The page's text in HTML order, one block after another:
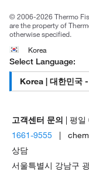
© 2006-2026 Thermo
are the property of
otherwise specified.
Korea
Select Language:
고객센터 문의 | 평일
1661-9555 |
상담
서울특별시 강남구